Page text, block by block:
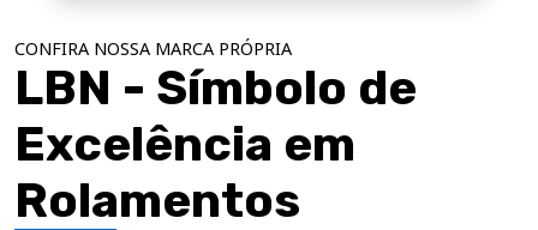
CONFIRA NOSSA MARCA PRÓPRIA
LBN - Símbolo de
Excelência em
Rolamentos